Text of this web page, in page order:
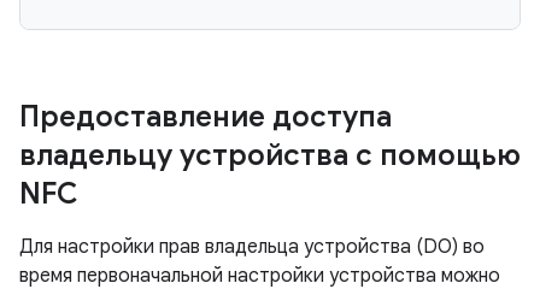
Предоставление доступа
владельцу устройства с помощью
NFC
Для настройки прав владельца устройства (DO) во
время первоначальной настройки устройства можно